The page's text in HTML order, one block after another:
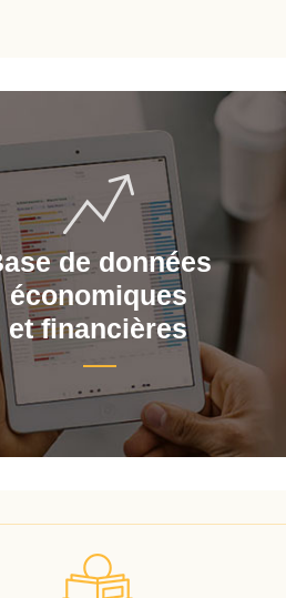
de données
économiques
et financières